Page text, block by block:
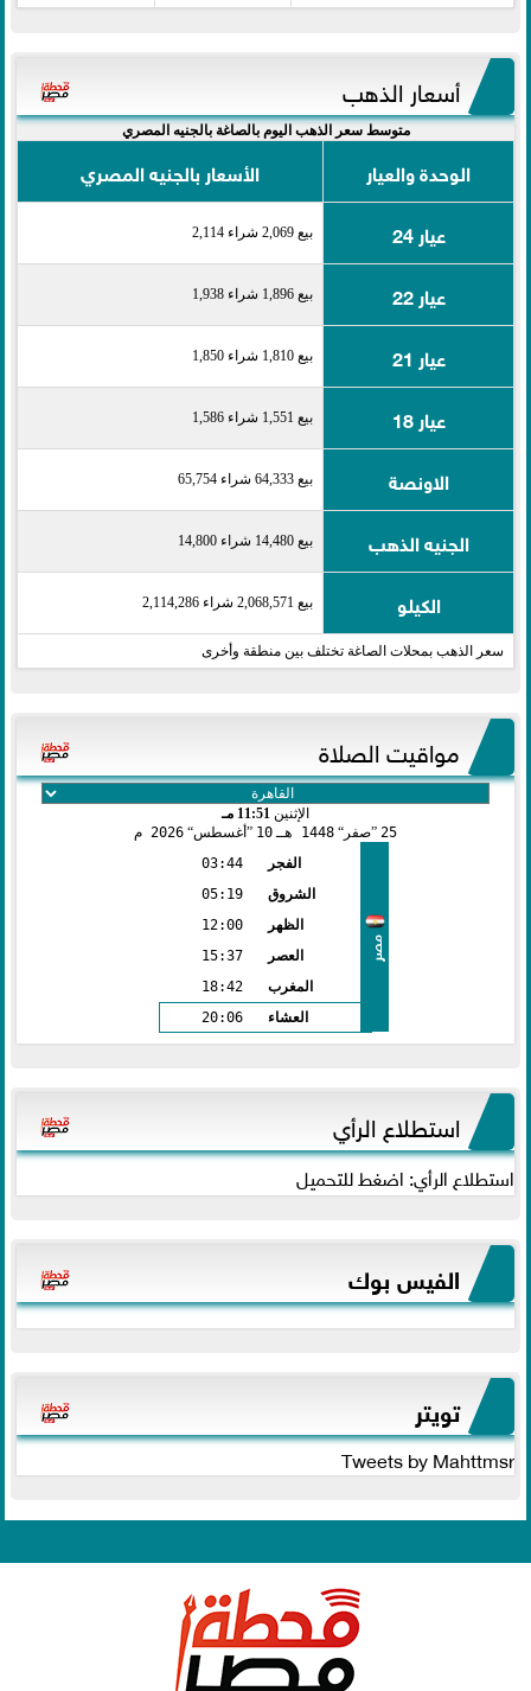
أسعار الذهب
متوسط سعر الذهب اليوم بالصاغة بالجنيه المصري
الوحدة والعيار
الأسعار بالجنيه المصري
عيار 24
بيع 2,069 شراء 2,114
عيار 22 بيع 1,896 شراء 1,938
عيار 21 بيع 1,810 شراء 1,850
عيار 18 بيع 1,551 شراء 1,586
الاونصة بيع 64,333 شراء 65,754
الجنيه الذهب بيع 14,480 شراء 14,800
الكيلو بيع 2,068,571 شراء 2,114,286
سعر الذهب بمحلات الصاغة تختلف بين منطقة وأخرى
مواقيت الصلاة
الإثنين 11:51 مـ
25 صفر 1448 هـ 10 أغسطس 2026 م
مصر
الفجر
03:44
الشروق
05:19
الظهر
12:00
العصر
15:37
المغرب
18:42
العشاء
20:06
استطلاع الرأي
استطلاع الرأي: اضغط للتحميل
الفيس بوك
تويتر
Tweets by Mahttmsr